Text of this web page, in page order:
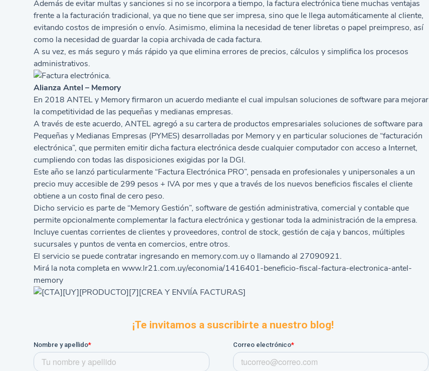
Además de evitar multas y sanciones si no se incorpora a tiempo, la factura electrónica tiene muchas ventajas
frente a la facturación tradicional, ya que no tiene que ser impresa, sino que le llega automáticamente al cliente,
evitando costos de impresión o envío. Asimismo, elimina la necesidad de tener libretas o papel preimpreso, así
como la necesidad de guardar la copia archivada de cada factura.
A su vez, es más seguro y más rápido ya que elimina errores de precios, cálculos y simplifica los procesos
administrativos.
Alianza Antel – Memory
En 2018 ANTEL y Memory firmaron un acuerdo mediante el cual impulsan soluciones de software para mejorar
la competitividad de las pequeñas y medianas empresas.
A través de este acuerdo, ANTEL agregó a su cartera de productos empresariales soluciones de software para
Pequeñas y Medianas Empresas (PYMES) desarrolladas por Memory y en particular soluciones de “facturación
electrónica”, que permiten emitir dicha factura electrónica desde cualquier computador con acceso a Internet,
cumpliendo con todas las disposiciones exigidas por la DGI.
Este año se lanzó particularmente “Factura Electrónica PRO”, pensada en profesionales y unipersonales a un
precio muy accesible de 299 pesos + IVA por mes y que a través de los nuevos beneficios fiscales el cliente
obtiene a un costo final de cero peso.
Dicho servicio es parte de “Memory Gestión”, software de gestión administrativa, comercial y contable que
permite opcionalmente complementar la factura electrónica y gestionar toda la administración de la empresa.
Incluye cuentas corrientes de clientes y proveedores, control de stock, gestión de caja y bancos, múltiples
sucursales y puntos de venta en comercios, entre otros.
El servicio se puede contratar ingresando en memory.com.uyo llamando al 27090921.
Mirá la nota completa enwww.lr21.com.uy/economia/1416401-beneficio-fiscal-factura-electronica-antel-
memory